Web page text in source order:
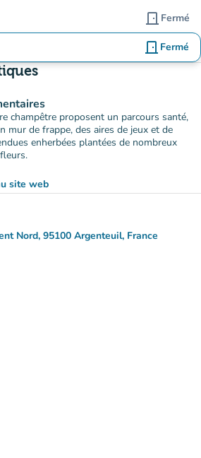
door_front Fermé
door_front Fermé
champêtre proposent un parcours santé,
mur de frappe, des aires de jeux et de
enherbées plantées de nombreux
site web
onglet)
Nord, 95100 Argenteuil, France
(ouvrir dans Google Maps)
(nouvel onglet)